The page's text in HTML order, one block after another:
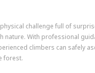
challenge full of
nature. With professional
climbers can safely
forest.